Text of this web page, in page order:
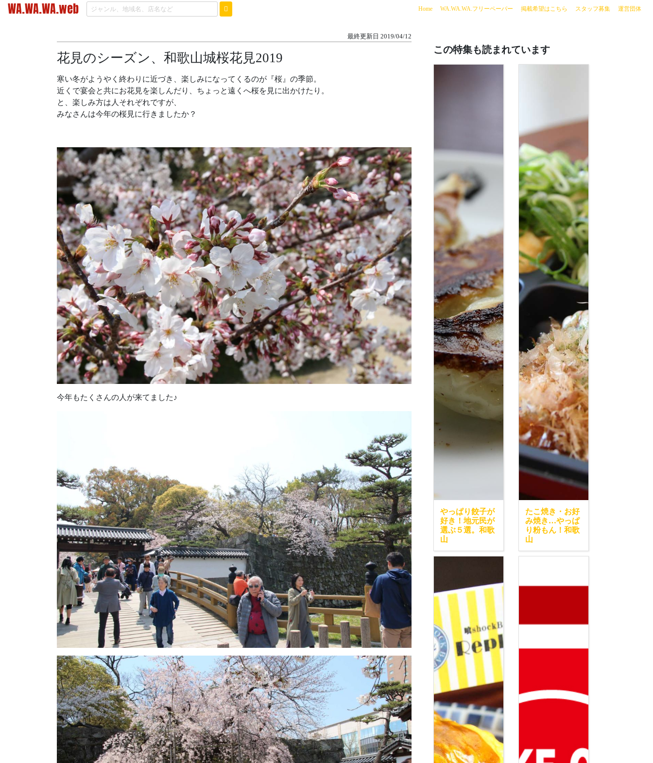
WA.WA.WA.web Home(current)
WA.WA.WA.フリーペーパー 掲載希望はこちら スタッフ募集 運営団体
最終更新日 2019/04/12
花見のシーズン、和歌山城桜花見2019
寒い冬がようやく終わりに近づき、楽しみになってくるのが『桜』の季節。
近くで宴会と共にお花見を楽しんだり、ちょっと遠くへ桜を見に出かけたり。
と、楽しみ方は人それぞれですが、
みなさんは今年の桜見に行きましたか？
今年もたくさんの人が来てました♪
この特集も読まれています
やっぱり餃子が
好き！地元民が
選ぶ５選。和歌
山
たこ焼き・お好
み焼き…やっぱ
り粉もん！和歌
山